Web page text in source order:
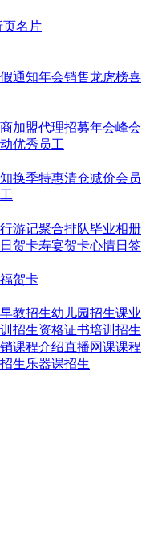
页名片
通知年会销售龙虎榜喜
加盟代理招募年会峰会
优秀员工
换季特惠清仓减价会员
游记聚合排队毕业相册
贺卡寿宴贺卡心情日签
贺卡
早教招生幼儿园招生课业
招生资格证书培训招生
课程介绍直播网课课程
生乐器课招生